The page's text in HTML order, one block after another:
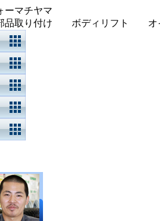
ーマチヤマ
取り付け ボディリフト オ